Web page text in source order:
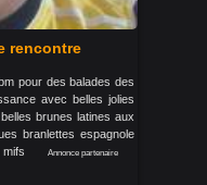
rencontre
pour des balades des
avec belles jolies
brunes latines aux
branlettes espagnole
mifs
Annonce partenaire